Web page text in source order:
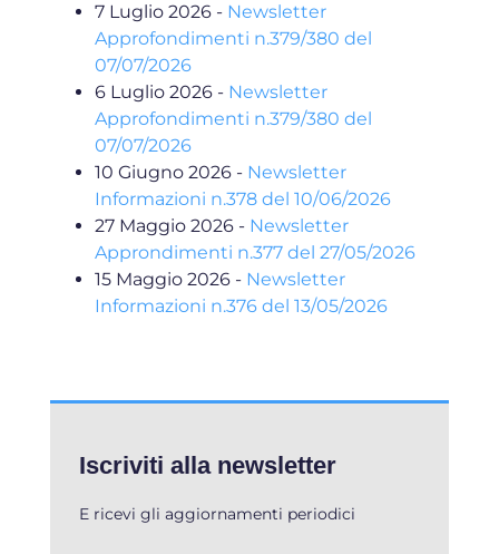
7 Luglio 2026 - Newsletter
Approfondimenti n.379/380 del
07/07/2026
6 Luglio 2026 - Newsletter
Approfondimenti n.379/380 del
07/07/2026
10 Giugno 2026 - Newsletter
Informazioni n.378 del 10/06/2026
27 Maggio 2026 - Newsletter
Approndimenti n.377 del 27/05/2026
15 Maggio 2026 - Newsletter
Informazioni n.376 del 13/05/2026
Iscriviti alla newsletter
E ricevi gli aggiornamenti periodici